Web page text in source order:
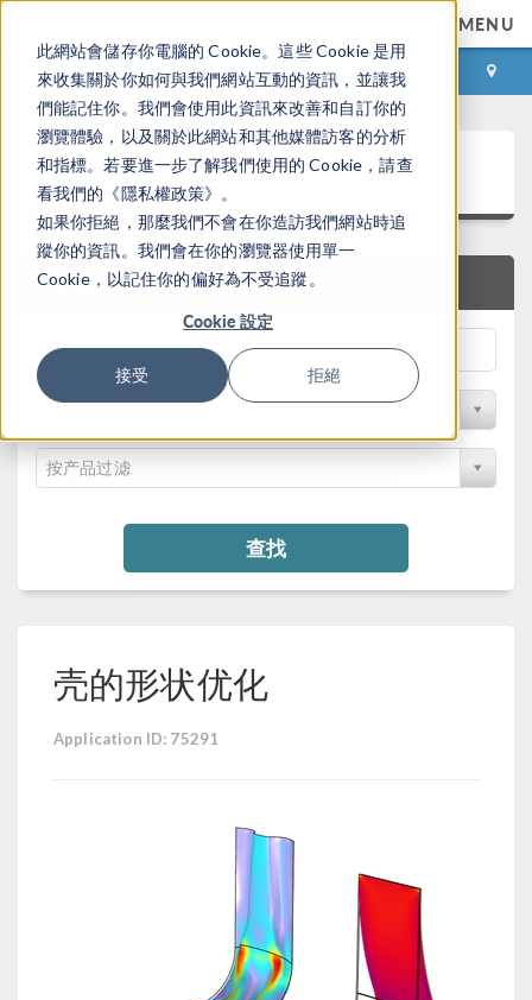
此網站會儲存你電腦的 Cookie。這些 Cookie 是用
來收集關於你如何與我們網站互動的資訊，並讓我
們能記住你。我們會使用此資訊來改善和自訂你的
瀏覽體驗，以及關於此網站和其他媒體訪客的分析
和指標。若要進一步了解我們使用的 Cookie，請查
看我們的《隱私權政策》。
如果你拒絕，那麼我們不會在你造訪我們網站時追
蹤你的資訊。我們會在你的瀏覽器使用單一
Cookie，以記住你的偏好為不受追蹤。
Cookie 設定
接受 拒絕
MENU
登录 咨询与购买
案例下载
快速搜索
按学科过滤
按产品过滤
查找
壳的形状优化
Application ID: 75291